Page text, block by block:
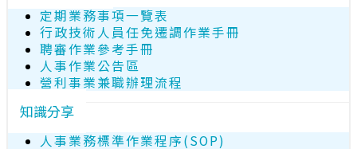
定期業務事項一覽表
行政技術人員任免遷調作業手冊
聘審作業參考手冊
人事作業公告區
營利事業兼職辦理流程
知識分享
人事業務標準作業程序(SOP)